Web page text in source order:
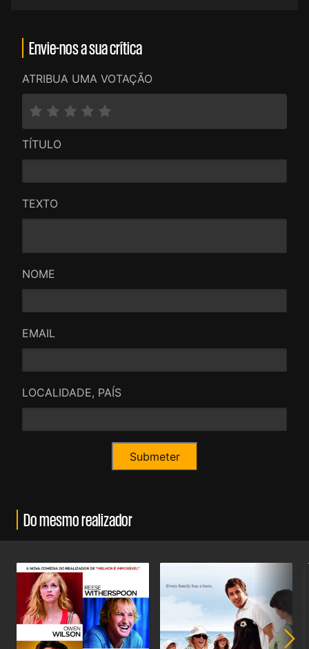
Envie-nos a sua crítica
ATRIBUA UMA VOTAÇÃO
TÍTULO
TEXTO
NOME
EMAIL
LOCALIDADE, PAÍS
Do mesmo realizador